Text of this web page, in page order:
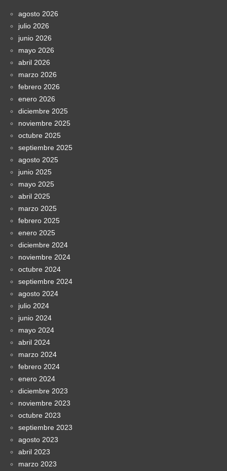
agosto 2026
julio 2026
junio 2026
mayo 2026
abril 2026
marzo 2026
febrero 2026
enero 2026
diciembre 2025
noviembre 2025
octubre 2025
septiembre 2025
agosto 2025
junio 2025
mayo 2025
abril 2025
marzo 2025
febrero 2025
enero 2025
diciembre 2024
noviembre 2024
octubre 2024
septiembre 2024
agosto 2024
julio 2024
junio 2024
mayo 2024
abril 2024
marzo 2024
febrero 2024
enero 2024
diciembre 2023
noviembre 2023
octubre 2023
septiembre 2023
agosto 2023
abril 2023
marzo 2023